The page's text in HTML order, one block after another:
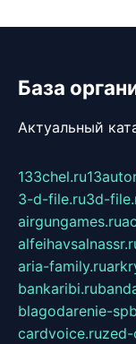
База
Актуальный
133chel.ru
3-d-file.ru3d-
airgungames.ru
aria-family.ru
bankaribi.ru
blagodarenie-
cardvoice.ruzed-